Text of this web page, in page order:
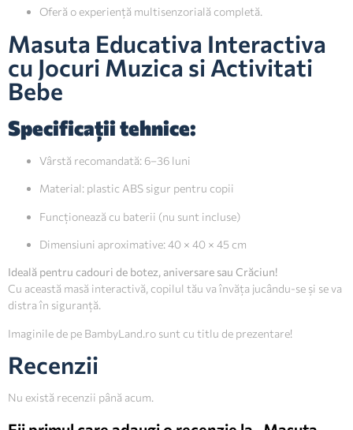
Oferă o experiență multisenzorială completă.
Masuta Educativa Interactiva
cu Jocuri Muzica si Activitati
Bebe
Specificații tehnice:
Vârstă recomandată: 6–36 luni
Material: plastic ABS sigur pentru copii
Funcționează cu baterii (nu sunt incluse)
Dimensiuni aproximative: 40 × 40 × 45 cm
Ideală pentru cadouri de botez, aniversare sau Crăciun!
Cu această masă interactivă, copilul tău va învăța jucându-se și se va
distra în siguranță.
Imaginile de pe BambyLand.ro sunt cu titlu de prezentare!
Recenzii
Nu există recenzii până acum.